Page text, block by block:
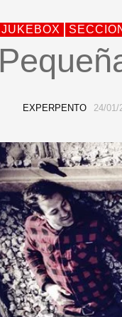
JUKEBOX
EXPERPENTO 24/01/